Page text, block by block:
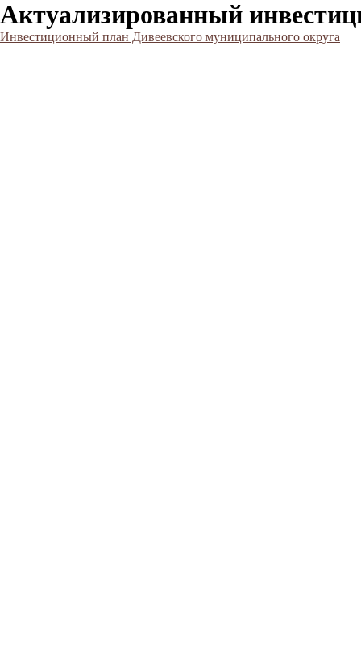
Актуализированный
Инвестиционный план Дивеевского муниципального округа